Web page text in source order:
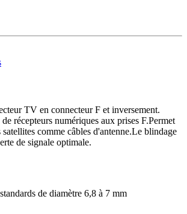
TV en connecteur F et inversement.
récepteurs numériques aux prises F.Permet
comme câbles d'antenne.Le blindage
de signale optimale.
de diamètre 6,8 à 7 mm